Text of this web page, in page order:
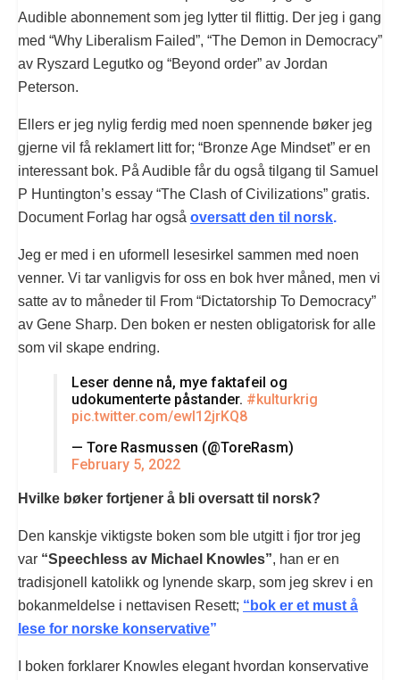
Audible abonnement som jeg lytter til flittig. Der jeg i gang
med “Why Liberalism Failed”, “The Demon in Democracy”
av Ryszard Legutko og “Beyond order” av Jordan
Peterson.
Ellers er jeg nylig ferdig med noen spennende bøker jeg
gjerne vil få reklamert litt for; “Bronze Age Mindset” er en
interessant bok. På Audible får du også tilgang til Samuel
P Huntington’s essay “The Clash of Civilizations” gratis.
Document Forlag har også oversatt den til norsk.
Jeg er med i en uformell lesesirkel sammen med noen
venner. Vi tar vanligvis for oss en bok hver måned, men vi
satte av to måneder til From “Dictatorship To Democracy”
av Gene Sharp. Den boken er nesten obligatorisk for alle
som vil skape endring.
Leser denne nå, mye faktafeil og
udokumenterte påstander. #kulturkrig
pic.twitter.com/ewI12jrKQ8
— Tore Rasmussen (@ToreRasm)
February 5, 2022
Hvilke bøker fortjener å bli oversatt til norsk?
Den kanskje viktigste boken som ble utgitt i fjor tror jeg
var “Speechless av Michael Knowles”, han er en
tradisjonell katolikk og lynende skarp, som jeg skrev i en
bokanmeldelse i nettavisen Resett; “bok er et must å
lese for norske konservative”
I boken forklarer Knowles elegant hvordan konservative